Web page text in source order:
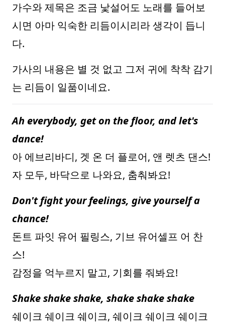
가수와 제목은 조금 낯설어도 노래를 들어보
시면 아마 익숙한 리듬이시리라 생각이 듭니
다.
가사의 내용은 별 것 없고 그저 귀에 착착 감기
는 리듬이 일품이네요.
Ah everybody, get on the floor, and let's
dance!
아 에브리바디, 겟 온 더 플로어, 앤 렛츠 댄스!
자 모두, 바닥으로 나와요, 춤춰봐요!
Don't fight your feelings, give yourself a
chance!
돈트 파잇 유어 필링스, 기브 유어셀프 어 찬
스!
감정을 억누르지 말고, 기회를 줘봐요!
Shake shake shake, shake shake shake
쉐이크 쉐이크 쉐이크, 쉐이크 쉐이크 쉐이크